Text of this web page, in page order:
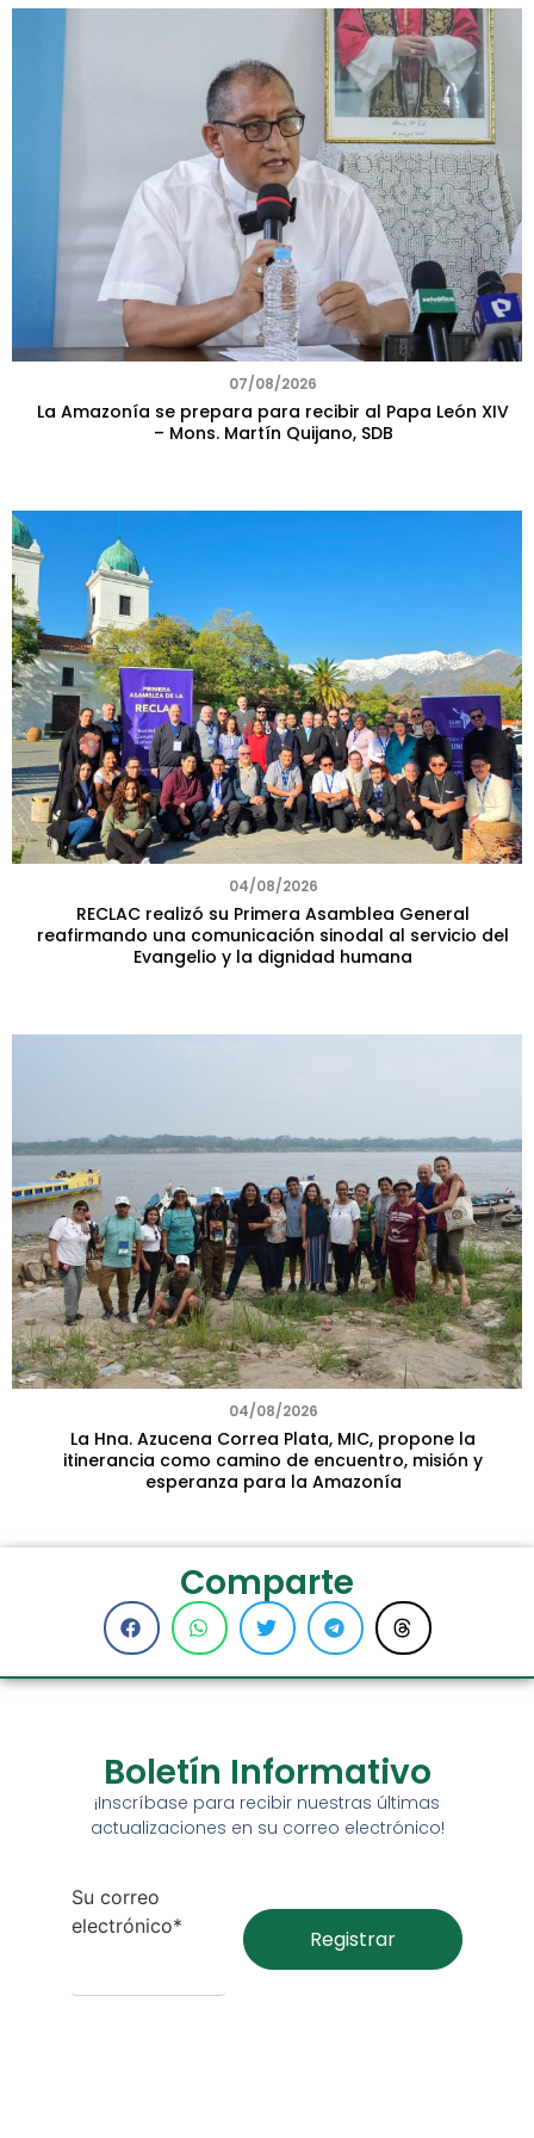
07/08/2026
La Amazonía se prepara para recibir al Papa León XIV
– Mons. Martín Quijano, SDB
04/08/2026
RECLAC realizó su Primera Asamblea General
reafirmando una comunicación sinodal al servicio del
Evangelio y la dignidad humana
04/08/2026
La Hna. Azucena Correa Plata, MIC, propone la
itinerancia como camino de encuentro, misión y
esperanza para la Amazonía
Comparte
Boletín Informativo
¡Inscríbase para recibir nuestras últimas
actualizaciones en su correo electrónico!
Su correo
electrónico*